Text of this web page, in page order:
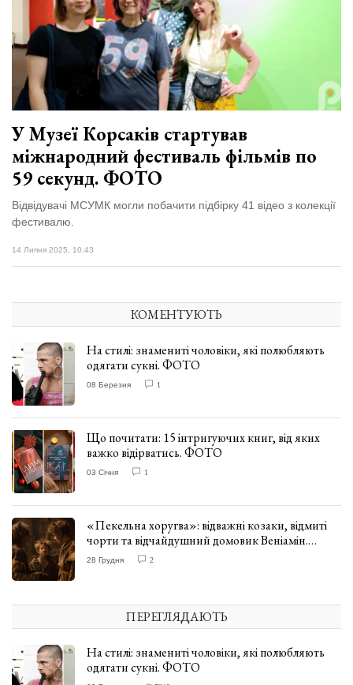
XIX
Спартакіада
VolWe...
29 Липня 2026
566 переглядів
Всі розділи
Персона
Лайф
Афіша
ZONE 18+
Контакти
Політика конфіденційності
У Музеї Корсаків стартував
міжнародний фестиваль фільмів по
59 секунд. ФОТО
Відвідувачі МСУМК могли побачити підбірку 41 відео з колекції
фестивалю.
14 Липня 2025, 10:43
КОМЕНТУЮТЬ
На стилі: знамениті чоловіки, які полюбляють
одягати сукні. ФОТО
08 Березня 1
Що почитати: 15 інтригуючих книг, від яких
важко відірватись. ФОТО
03 Січня 1
«Пекельна хоругва»: відважні козаки, відмиті
чорти та відчайдушний домовик Веніамін.
ВІДГУК
28 Грудня 2
ПЕРЕГЛЯДАЮТЬ
На стилі: знамениті чоловіки, які полюбляють
одягати сукні. ФОТО